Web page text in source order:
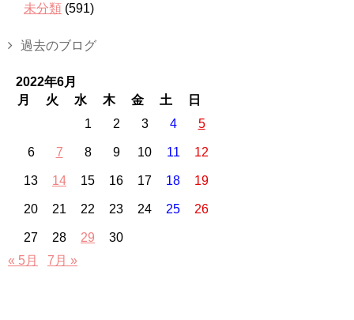
未分類 (591)
過去のブログ
2022年6月
月
火 水 木 金 土
日
1
2 3 4 5
6 7 8 9 10 11 12
13 14 15 16 17 18 19
20 21 22 23 24 25 26
27 28 29
30
« 5月
7月 »